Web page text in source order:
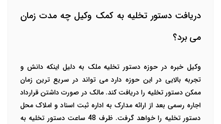
دریافت دستور تخلیه به کمک وکیل چه مدت زمان
می برد؟
وکیل خبره در حوزه دستور تخلیه ملک به دلیل اینکه دانش و
تجربه بالایی در این حوزه دارد می تواند در سریع ترین زمان
ممکن دستور تخلیه را دریافت کند. مالک در صورت داشتن قرارداد
اجاره رسمی بعد از ارائه مدارک به اداره ثبت اسناد و املاک محل
دستور تخلیه را خواهد گرفت. ظرف 48 ساعت دستور تخلیه به